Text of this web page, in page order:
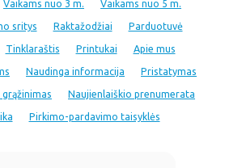
Vaikams nuo 3 m.
Vaikams nuo 5 m.
sritys Raktažodžiai
Parduotuvė
Tinklaraštis Printukai
Apie mus
Naudinga informacija
Pristatymas
grąžinimas
Naujienlaiškio prenumerata
Pirkimo-pardavimo taisyklės